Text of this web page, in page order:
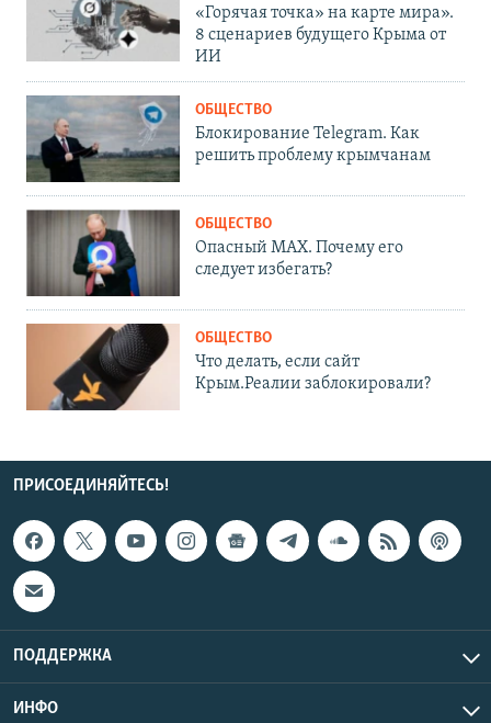
«Горячая точка» на карте мира».
8 сценариев будущего Крыма от
ИИ
ОБЩЕСТВО
Блокирование Telegram. Как
решить проблему крымчанам
ОБЩЕСТВО
Опасный MAX. Почему его
следует избегать?
ОБЩЕСТВО
Что делать, если сайт
Крым.Реалии заблокировали?
ПРИСОЕДИНЯЙТЕСЬ!
ПОДДЕРЖКА
ИНФО